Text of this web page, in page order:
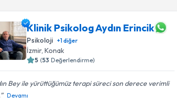
Klinik Psikolog Aydın Erincik
Psikoloji +1diğer
İzmir, Konak
5 (53 Değerlendirme)
Bey ile yürüttüğümüz terapi süreci son derece verimli
Devamı